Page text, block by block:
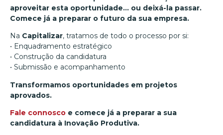
aproveitar esta oportunidade… ou deixá-la passar.
Comece já a preparar o futuro da sua empresa.
Na Capitalizar, tratamos de todo o processo por si:
• Enquadramento estratégico
• Construção da candidatura
• Submissão e acompanhamento
Transformamos oportunidades em projetos
aprovados.
Fale connosco e comece já a preparar a sua
candidatura à Inovação Produtiva.